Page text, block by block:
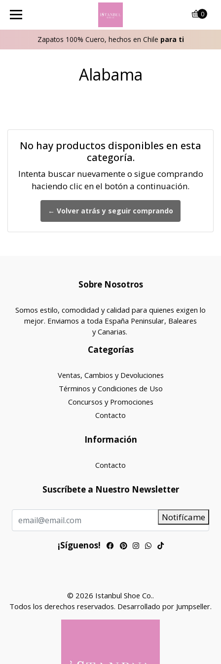
Zapatos 100% Cuero, hechos en Chile para ti
0
Alabama
No hay productos disponibles en esta
categoría.
Intenta buscar nuevamente o sigue comprando
haciendo clic en el botón a continuación.
← Volver atrás y seguir comprando
Sobre Nosotros
Somos estilo, comodidad y calidad para quienes exigen lo
mejor. Enviamos a toda España Peninsular, Baleares
y Canarias.
Categorías
Ventas, Cambios y Devoluciones
Términos y Condiciones de Uso
Concursos y Promociones
Contacto
Información
Contacto
Suscríbete a Nuestro Newsletter
Notifícame
¡Síguenos!
© 2026 Istanbul Shoe Co..
Todos los derechos reservados. Desarrollado por Jumpseller.